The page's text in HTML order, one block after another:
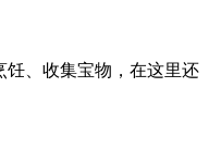
饪、收集宝物，在这里还